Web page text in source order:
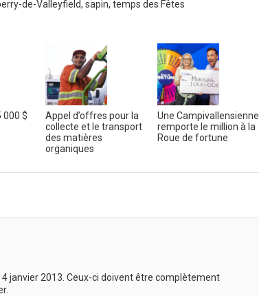
de-Valleyfield, sapin, temps des Fêtes
000 $
Appel d’offres pour la
collecte et le transport
des matières
organiques
Une Campivallensienne
remporte le million à la
Roue de fortune
janvier 2013. Ceux-ci doivent être complètement